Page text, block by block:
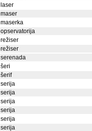
laser
maser
maserka
opservatorija
režiser
režiser
serenada
šeri
šerif
serija
serija
serija
serija
serija
serija